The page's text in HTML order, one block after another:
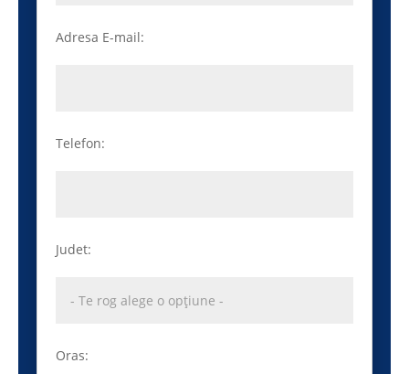
Adresa E-mail:
Telefon:
Judet:
Oras: